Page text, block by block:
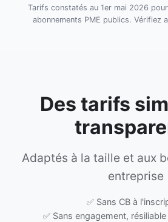
Tarifs constatés au 1er mai 2026
abonnements PME publics. Vérifiez
Des tarifs
Adaptés à la taille et aux
entreprise
✅ Sans CB à
✅ Sans engagement,